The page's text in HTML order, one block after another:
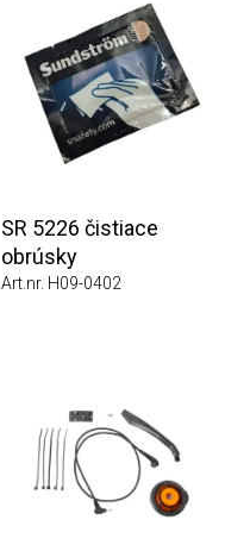
SR 5226 čistiace
obrúsky
Art.nr. H09-0402